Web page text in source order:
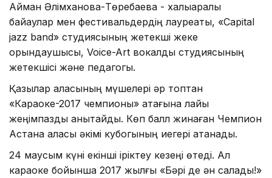
Айман Әлімханова-Төребаева - халықаралық
байқаулар мен фестивальдердің лауреаты, «Capital
jazz band» студиясының жетекші жеке
орындаушысы, Voice-Art вокалдық студиясының
жетекшісі және педагогы.
Қазылар алқасының мүшелері әр топтан
«Караоке-2017 чемпионы» атағына лайық
жеңімпазды анықтайды. Көп балл жинаған Чемпион
Астана қаласы әкімі кубогының иегері атанады.
24 маусым күні екінші іріктеу кезеңі өтеді. Ал
караоке бойынша 2017 жылғы «Бәрі де ән салады!»